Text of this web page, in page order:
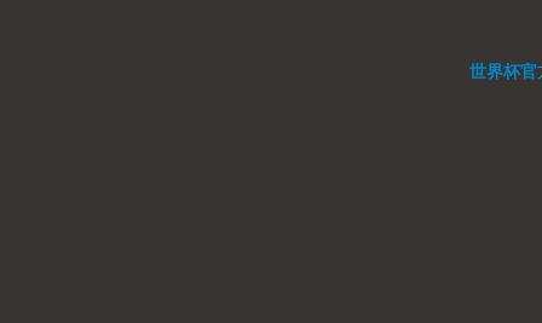
世界杯官